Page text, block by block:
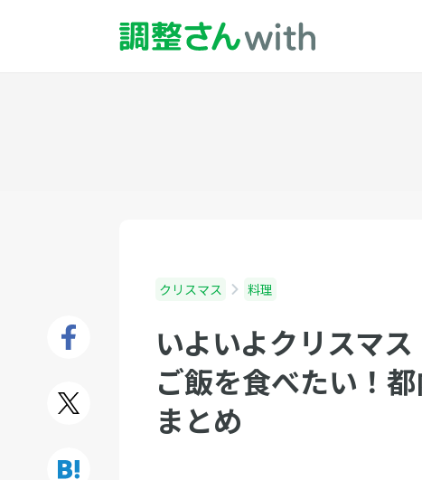
クリスマス 料理
いよいよクリスマ
ご飯を食べたい！
まとめ